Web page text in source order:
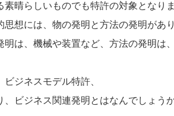
素晴らしいものでも特許の対象となりま
思想には、物の発明と方法の発明があり
明は、機械や装置など、方法の発明は
ビジネスモデル特許、
、ビジネス関連発明とはなんでしょう